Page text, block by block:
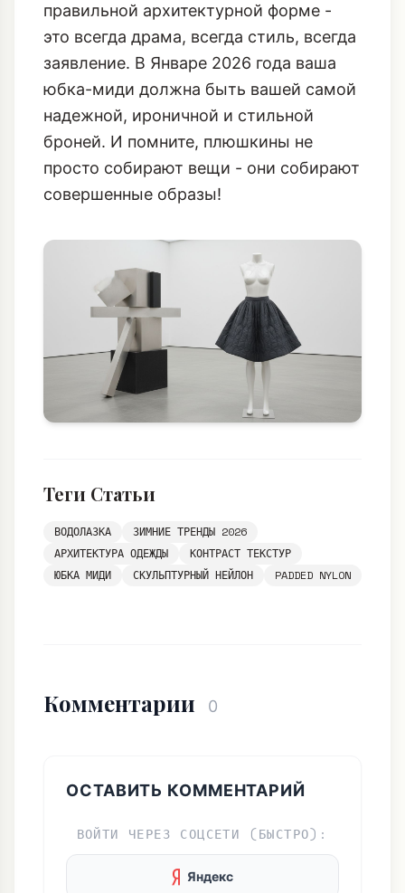
правильной архитектурной форме -
это всегда драма, всегда стиль, всегда
заявление. В Январе 2026 года ваша
юбка-миди должна быть вашей самой
надежной, ироничной и стильной
броней. И помните, плюшкины не
просто собирают вещи - они собирают
совершенные образы!
Теги Статьи
ВОДОЛАЗКА
ЗИМНИЕ ТРЕНДЫ 2026
АРХИТЕКТУРА ОДЕЖДЫ
КОНТРАСТ ТЕКСТУР
ЮБКА МИДИ
СКУЛЬПТУРНЫЙ НЕЙЛОН PADDED NYLON
Комментарии 0
ОСТАВИТЬ КОММЕНТАРИЙ
ВОЙТИ ЧЕРЕЗ СОЦСЕТИ (БЫСТРО):
Яндекс